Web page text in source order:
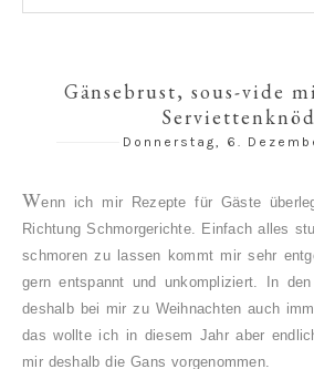
Gänsebrust, sous-vide
Donnerstag, 6.
Wenn ich mir Rezepte für Gäste
Richtung Schmorgerichte. Einfach alles
schmoren zu lassen kommt mir sehr
gern entspannt und unkompliziert. In
deshalb bei mir zu Weihnachten auch
das wollte ich in diesem Jahr aber
mir deshalb die Gans vorgenommen.